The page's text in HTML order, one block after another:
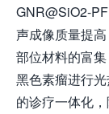
GNR@SiO2-
声成像质量提
部位材料的富
黑色素瘤进行
的诊疗一体化